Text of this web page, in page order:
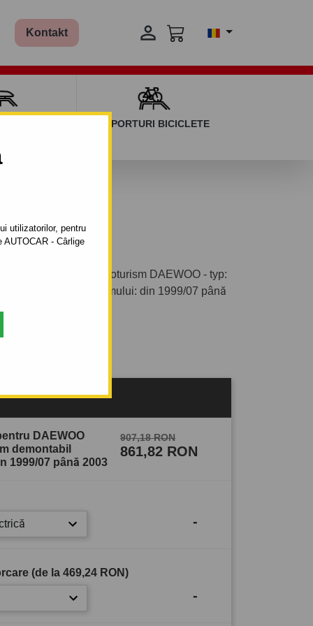
utilizatorilor, pentru
- Cârlige
Kontakt 
SUPORTURI BICICLETE
2003
cu clemă pentru autoturism DAEWOO - typ:
fabricaţie a autoturismului: din 1999/07 până
DAEWOO
demontabil
1999/07 până 2003
907,18 RON
861,82 RON
-
(de la 469,24 RON)
-